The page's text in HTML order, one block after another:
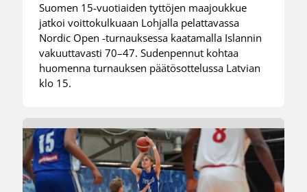
Suomen 15-vuotiaiden tyttöjen maajoukkue
jatkoi voittokulkuaan Lohjalla pelattavassa
Nordic Open -turnauksessa kaatamalla Islannin
vakuuttavasti 70–47. Sudenpennut kohtaa
huomenna turnauksen päätösottelussa Latvian
klo 15.